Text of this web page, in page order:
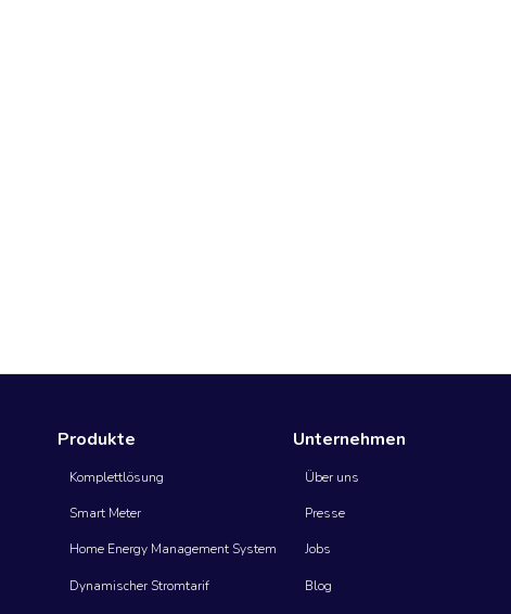
Produkte
Komplettlösung
Smart Meter
Home Energy Management System
Dynamischer Stromtarif
Unternehmen
Über uns
Presse
Jobs
Blog